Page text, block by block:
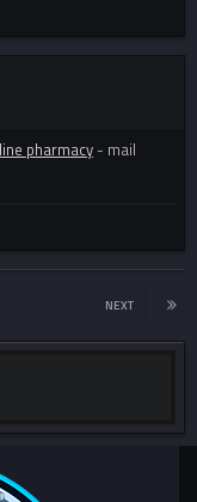
pharmacy - mail
NEXT